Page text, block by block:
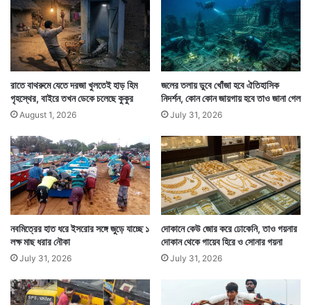
রাতে বাথরুমে যেতে দরজা খুলতেই হাড় হিম
গৃহস্থের, বাইরে তখন ডেকে চলেছে কুকুর
August 1, 2026
জলের তলায় ডুবে খোঁজা হবে ঐতিহাসিক
নিদর্শন, কোন কোন জায়গায় হবে তাও জানা গেল
July 31, 2026
নবমিত্রের হাত ধরে ইসরোর সঙ্গে জুড়ে যাচ্ছে ১
লক্ষ মাছ ধরার নৌকা
July 31, 2026
দোকানে কেউ জোর করে ঢোকেনি, তাও গয়নার
দোকান থেকে গায়েব হিরে ও সোনার গয়না
July 31, 2026